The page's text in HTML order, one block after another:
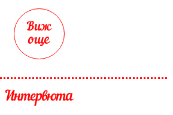
Виж
още
Интервюта